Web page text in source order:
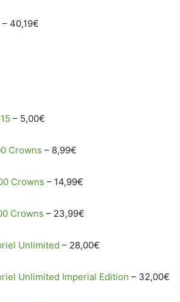
– 40,19€
– 5,00€
Crowns – 8,99€
Crowns – 14,99€
Crowns – 23,99€
Unlimited – 28,00€
Unlimited Imperial Edition – 32,00€